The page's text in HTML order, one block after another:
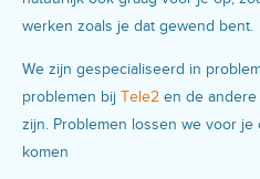
werken zoals je dat gewend bent.
We zijn gespecialiseerd in
problemen bij Tele2 en de
zijn. Problemen lossen we voor
komen